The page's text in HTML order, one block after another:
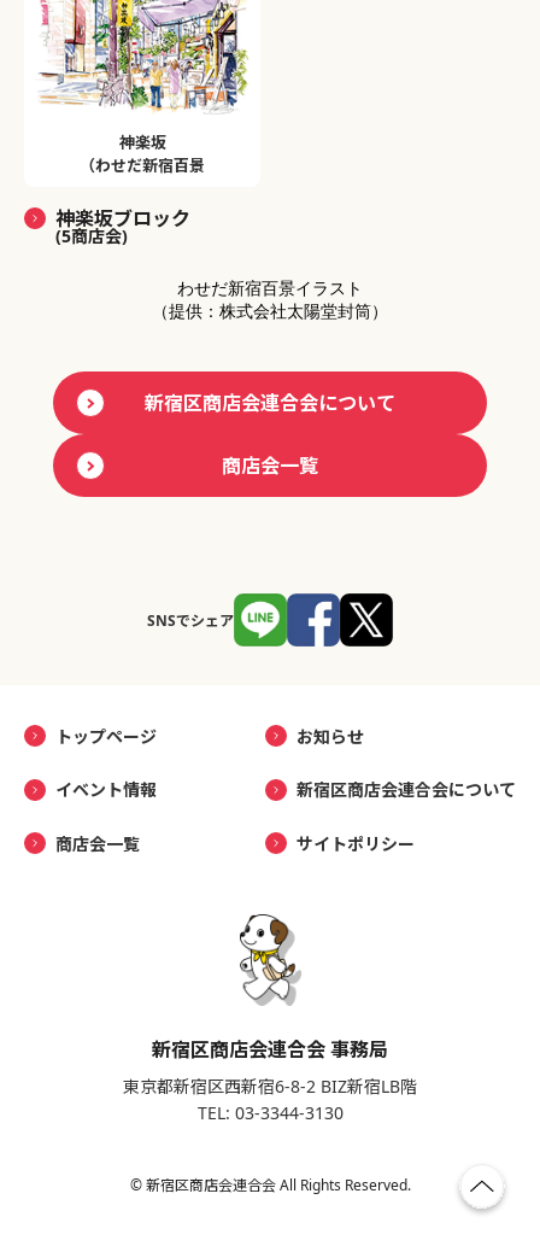
神楽坂
（わせだ新宿百景
神楽坂ブロック
(5商店会)
わせだ新宿百景イラスト
（提供：株式会社太陽堂封筒）
新宿区商店会連合会について
商店会一覧
SNSでシェア
トップページ お知らせ
イベント情報 新宿区商店会連合会について
商店会一覧 サイトポリシー
新宿区商店会連合会 事務局
東京都新宿区西新宿6-8-2 BIZ新宿LB階
TEL: 03-3344-3130
© 新宿区商店会連合会 All Rights Reserved.